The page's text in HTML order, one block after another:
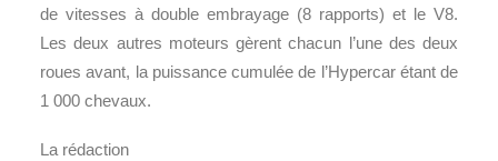
de vitesses à double embrayage (8 rapports) et le V8.
Les deux autres moteurs gèrent chacun l’une des deux
roues avant, la puissance cumulée de l’Hypercar étant de
1 000 chevaux.
La rédaction